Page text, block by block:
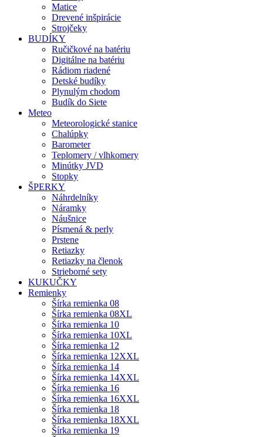
Matice
Drevené inšpirácie
Strojčeky
BUDÍKY
Ručičkové na batériu
Digitálne na batériu
Rádiom riadené
Detské budíky
Plynulým chodom
Budík do Siete
Meteo
Meteorologické stanice
Chalúpky
Barometer
Teplomery / vlhkomery
Minútky JVD
Stopky
ŠPERKY
Náhrdelníky
Náramky
Náušnice
Písmená & perly
Prstene
Retiazky
Retiazky na členok
Strieborné sety
KUKUČKY
Remienky
Šírka remienka 08
Šírka remienka 08XL
Šírka remienka 10
Šírka remienka 10XL
Šírka remienka 12
Šírka remienka 12XXL
Šírka remienka 14
Šírka remienka 14XXL
Šírka remienka 16
Šírka remienka 16XXL
Šírka remienka 18
Šírka remienka 18XXL
Šírka remienka 19